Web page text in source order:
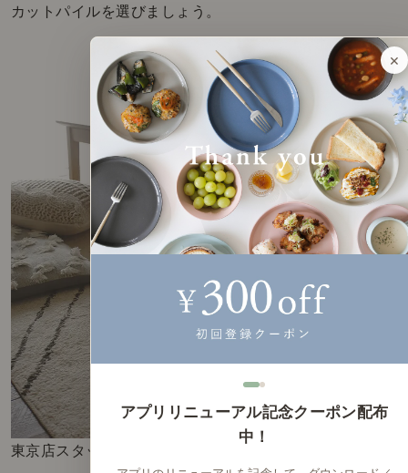
カットパイルを選びましょう。
東京店スタッフ 久保田さんのご家族 レオ君
×
アプリリニューアル記念クーポン配布
中！